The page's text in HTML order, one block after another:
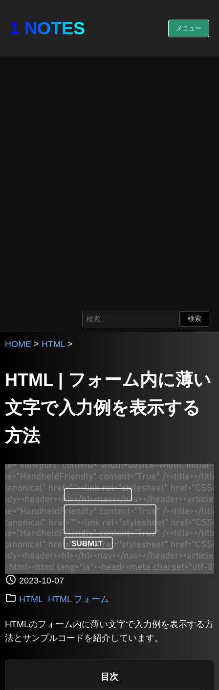
1 NOTES メニュー
HOME > HTML>
HTML | フォーム内に薄い
文字で入力例を表示する
方法
2023-10-07
HTML HTML フォーム
HTMLのフォーム内に薄い文字で入力例を表示する方
法とサンプルコードを紹介しています。
目次